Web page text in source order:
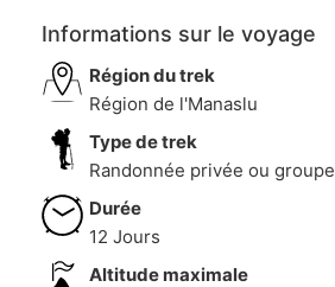
Informations sur le voyage
Région du trek
Région de l'Manaslu
Type de trek
Randonnée privée ou groupe
Durée
12 Jours
Altitude maximale